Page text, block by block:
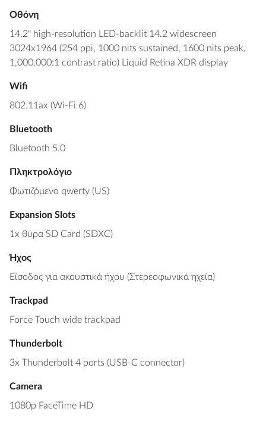
Οθόνη
14.2" high-resolution LED-backlit 14.2 widescreen
3024x1964 (254 ppi, 1000 nits sustained, 1600 nits peak,
1,000,000:1 contrast ratio) Liquid Retina XDR display
Wifi
802.11ax (Wi-Fi 6)
Bluetooth
Bluetooth 5.0
Πληκτρολόγιο
Φωτιζόμενο qwerty (US)
Expansion Slots
1x θύρα SD Card (SDXC)
Ήχος
Είσοδος για ακουστικά ήχου (Στερεοφωνικά ηχεία)
Trackpad
Force Touch wide trackpad
Thunderbolt
3x Thunderbolt 4 ports (USB-C connector)
Camera
1080p FaceTime HD